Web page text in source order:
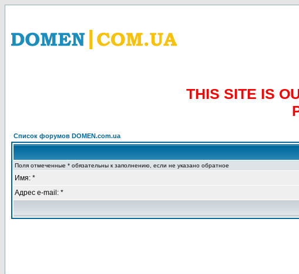
THIS SITE IS
Список форумов DOMEN.com.ua
Поля отмеченные * обязательны к заполнению, если не указано обратное
Имя: *
Адрес e-mail: *